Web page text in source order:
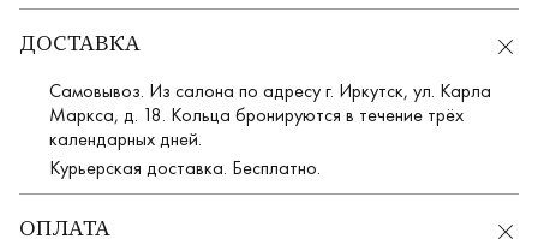
ДОСТАВКА
Самовывоз. Из салона по адресу г. Иркутск, ул. Карла
Маркса, д. 18. Кольца бронируются в течение трёх
календарных дней.
Курьерская доставка. Бесплатно.
ОПЛАТА